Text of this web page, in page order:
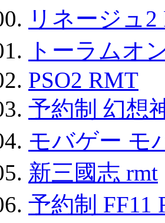
リネージュ2
トーラムオ
PSO2 RMT
予約制 幻想
モバゲー モ
新三國志 rmt
予約制 FF11